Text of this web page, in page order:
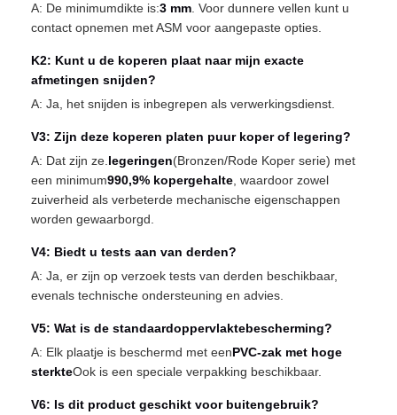
A: De minimumdikte is:3 mm. Voor dunnere vellen kunt u
contact opnemen met ASM voor aangepaste opties.
K2: Kunt u de koperen plaat naar mijn exacte
afmetingen snijden?
A: Ja, het snijden is inbegrepen als verwerkingsdienst.
V3: Zijn deze koperen platen puur koper of legering?
A: Dat zijn ze.legeringen(Bronzen/Rode Koper serie) met
een minimum990,9% kopergehalte, waardoor zowel
zuiverheid als verbeterde mechanische eigenschappen
worden gewaarborgd.
V4: Biedt u tests aan van derden?
A: Ja, er zijn op verzoek tests van derden beschikbaar,
evenals technische ondersteuning en advies.
V5: Wat is de standaardoppervlaktebescherming?
A: Elk plaatje is beschermd met eenPVC-zak met hoge
sterkteOok is een speciale verpakking beschikbaar.
V6: Is dit product geschikt voor buitengebruik?